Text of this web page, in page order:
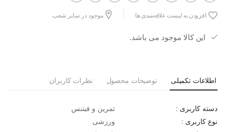
افزودن به لیست علاقه‌مندی ها موجود در سایر شعب
این کالا موجود می باشد.
اطلاعات تکمیلی توضیحات محصول نظرات کاربران
دسته کاربری : تمرین و فیتنس
نوع کاربری : ورزشی